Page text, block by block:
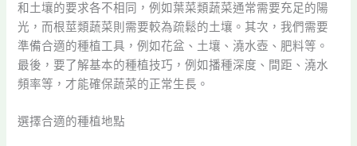
和土壤的要求各不相同，例如葉菜類蔬菜通常需要充足的陽
光，而根莖類蔬菜則需要較為疏鬆的土壤。其次，我們需要
準備合適的種植工具，例如花盆、土壤、澆水壺、肥料等。
最後，要了解基本的種植技巧，例如播種深度、間距、澆水
頻率等，才能確保蔬菜的正常生長。
選擇合適的種植地點